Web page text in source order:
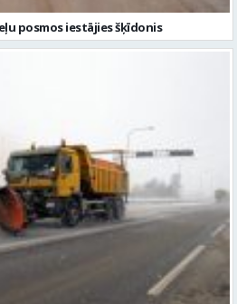
laikapstākļos un bez sniega segas
īpaši slideni